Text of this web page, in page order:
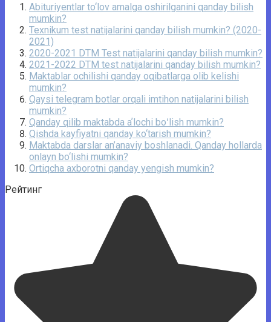
Abituriyentlar to‘lov amalga oshirilganini qanday bilish
mumkin?
Texnikum test natijalarini qanday bilish mumkin? (2020-
2021)
2020-2021 DTM Test natijalarini qanday bilish mumkin?
2021-2022 DTM test natijalarini qanday bilish mumkin?
Maktablar ochilishi qanday oqibatlarga olib kelishi
mumkin?
Qaysi telegram botlar orqali imtihon natijalarini bilish
mumkin?
Qanday qilib maktabda aʼlochi boʻlish mumkin?
Qishda kayfiyatni qanday ko‘tarish mumkin?
Maktabda darslar an’anaviy boshlanadi. Qanday hollarda
onlayn bo‘lishi mumkin?
Ortiqcha axborotni qanday yengish mumkin?
Рейтинг